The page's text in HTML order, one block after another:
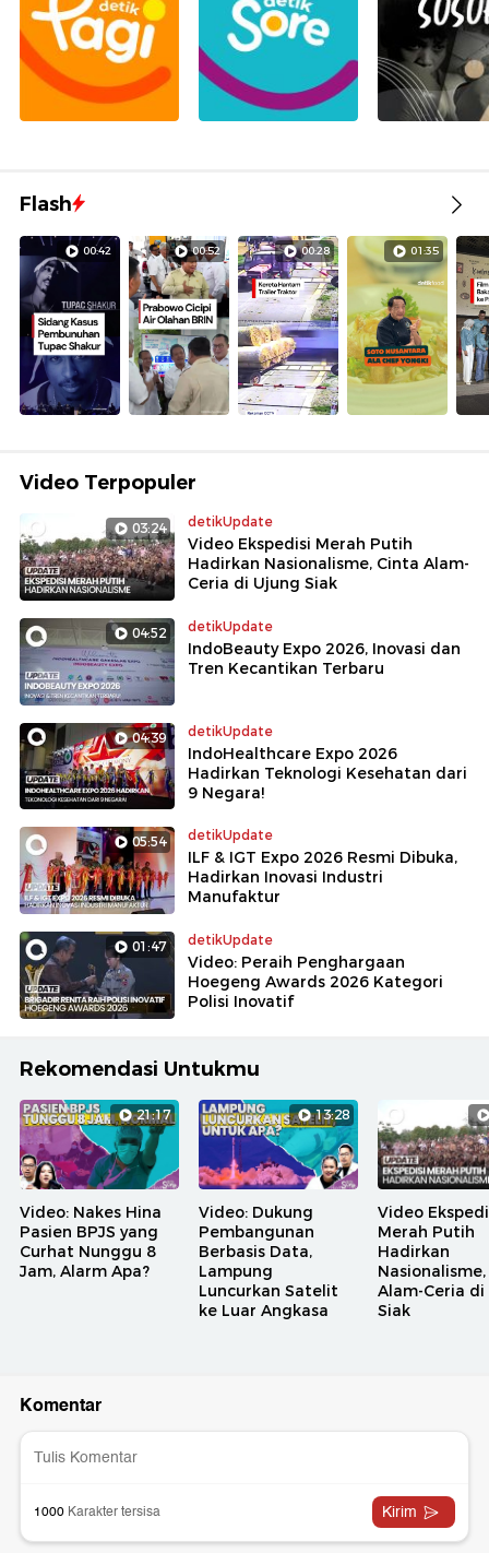
Flash
00:42 00:52 00:28 01:35
Video Terpopuler
03:24 detikUpdate
Video Ekspedisi Merah Putih
Hadirkan Nasionalisme, Cinta Alam-
Ceria di Ujung Siak
04:52 detikUpdate
IndoBeauty Expo 2026, Inovasi dan
Tren Kecantikan Terbaru
04:39 detikUpdate
IndoHealthcare Expo 2026
Hadirkan Teknologi Kesehatan dari
9 Negara!
05:54 detikUpdate
ILF & IGT Expo 2026 Resmi Dibuka,
Hadirkan Inovasi Industri
Manufaktur
01:47 detikUpdate
Video: Peraih Penghargaan
Hoegeng Awards 2026 Kategori
Polisi Inovatif
Rekomendasi Untukmu
21:17
Video: Nakes Hina
Pasien BPJS yang
Curhat Nunggu 8
Jam, Alarm Apa?
13:28
Video: Dukung
Pembangunan
Berbasis Data,
Lampung
Luncurkan Satelit
ke Luar Angkasa
Video
Merah Putih
Hadirkan
Alam-Ceria di
Siak